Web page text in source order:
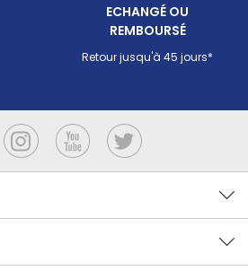
ECHANGÉ OU
REMBOURSÉ
Retour jusqu'à 45 jours*